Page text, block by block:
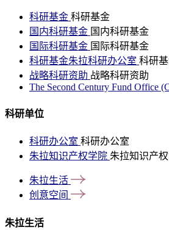
科研基金 科研基金
国内科研基金 国内科研基金
国际科研基金 国际科研基金
科研基金朱拉科研办公室 科研
战略科研资助 战略科研资助
The Second Century Fund Office
科研单位
科研办公室 科研办公室
朱拉知识产权学院 朱拉知识产
朱拉生活
创意空间
朱拉生活